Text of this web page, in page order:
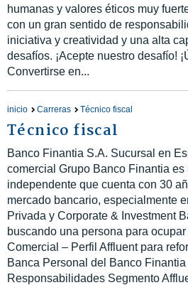
humanas y valores éticos muy
con un gran sentido de
iniciativa y creatividad y una alta
desafíos. ¡Acepte nuestro desafío!
Convertirse en...
inicio Carreras Técnico fiscal
Técnico fiscal
Banco Finantia S.A. Sucursal en
comercial Grupo Banco Finantia
independente que cuenta con 30
mercado bancario, especialmente
Privada y Corporate & Investment
buscando una persona para
Comercial – Perfil Affluent para
Banca Personal del Banco
Responsabilidades Segmento